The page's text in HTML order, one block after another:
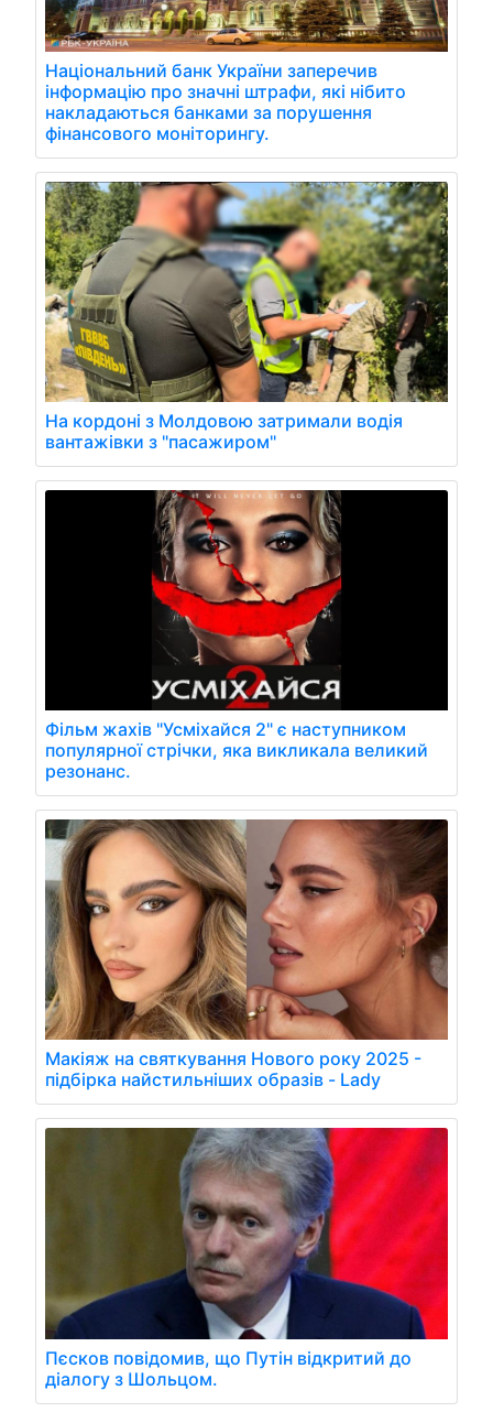
Національний банк України заперечив
інформацію про значні штрафи, які нібито
накладаються банками за порушення
фінансового моніторингу.
На кордоні з Молдовою затримали водія
вантажівки з "пасажиром"
Фільм жахів "Усміхайся 2" є наступником
популярної стрічки, яка викликала великий
резонанс.
Макіяж на святкування Нового року 2025 -
підбірка найстильніших образів - Lady
Пєсков повідомив, що Путін відкритий до
діалогу з Шольцом.